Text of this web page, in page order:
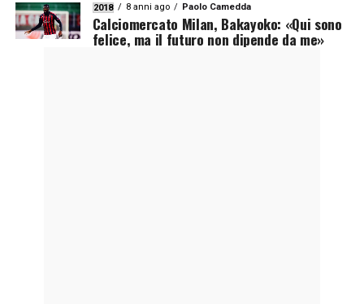
2018 8 anni ago Paolo Camedda
Calciomercato Milan, Bakayoko: «Qui sono
felice, ma il futuro non dipende da me»